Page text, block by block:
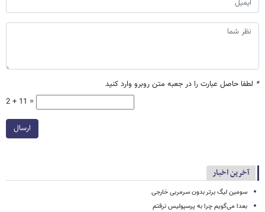
* لطفا حاصل عبارت را در جعبه متن روبرو وارد کنید
2 + 11 =
ارسال
آخرین اخبار
سومین لیگ برتر بدون سرمربی خارجی
بعدا می‌گویم چرا به پرسپولیس نرفتم